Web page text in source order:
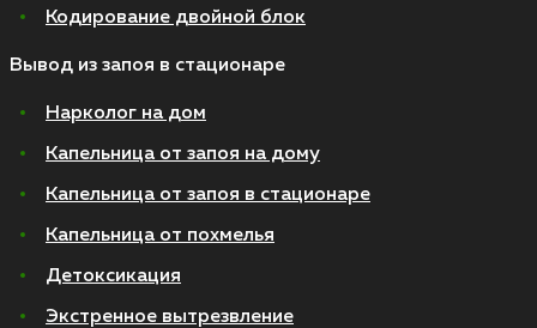
Кодирование двойной блок
Вывод из запоя в стационаре
Нарколог на дом
Капельница от запоя на дому
Капельница от запоя в стационаре
Капельница от похмелья
Детоксикация
Экстренное вытрезвление